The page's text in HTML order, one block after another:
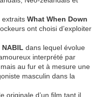
extraits What When Down
ont choisi d’exploiter
NABIL dans lequel évolue
interprété par
au fur et à mesure une
masculin dans la
originale d’un film tant il